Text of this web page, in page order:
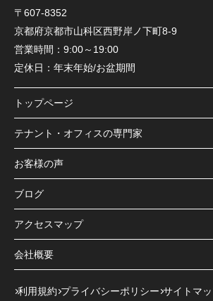
〒607-8352
京都府京都市山科区西野岸ノ下町8-9
営業時間： 9:00～19:00
定休日： 年末年始/お盆期間
トップページ
テナント・オフィスの専門家
お客様の声
ブログ
アクセスマップ
会社概要
利用規約 プライバシーポリシー サイトマ